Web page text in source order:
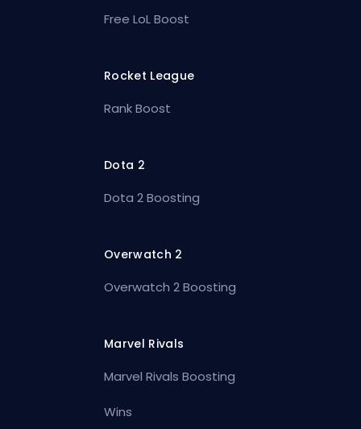
Free LoL Boost
Rocket League
Rank Boost
Dota 2
Dota 2 Boosting
Overwatch 2
Overwatch 2 Boosting
Marvel Rivals
Marvel Rivals Boosting
Wins